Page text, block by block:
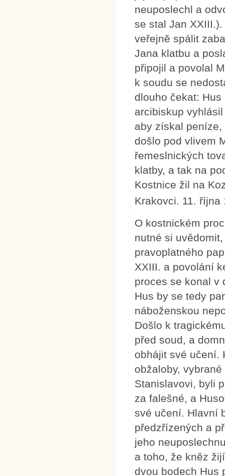
neuposlechl a
se stal Jan
veřejně spálit
Jana klatbu a
připojil a povolal
k soudu se
dlouho čekat:
arcibiskup
aby získal
došlo pod vlivem
řemeslnických
klatby, a tak na
Kostnice žil na
Krakovci. 11.
O kostnickém
nutné si
pravoplatného
XXIII. a povolání
proces se konal v
Hus by se tedy
náboženskou
Došlo k
před soud, a
obhájit své učení.
obžaloby,
Stanislavovi, byli
za falešné, a
své učení. Hlavní
předzřízených a
jeho
a toho, že kněz
dvou bodech Hus